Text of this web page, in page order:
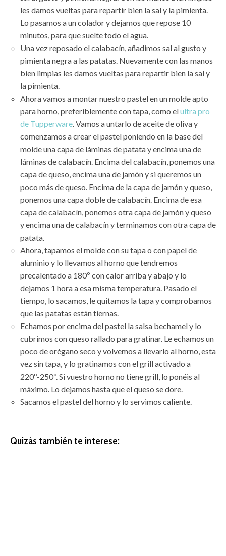
les damos vueltas para repartir bien la sal y la pimienta.
Lo pasamos a un colador y dejamos que repose 10
minutos, para que suelte todo el agua.
Una vez reposado el calabacín, añadimos sal al gusto y
pimienta negra a las patatas. Nuevamente con las manos
bien limpias les damos vueltas para repartir bien la sal y
la pimienta.
Ahora vamos a montar nuestro pastel en un molde apto
para horno, preferiblemente con tapa, como elultra pro
de Tupperware. Vamos a untarlo de aceite de oliva y
comenzamos a crear el pastel poniendo en la base del
molde una capa de láminas de patata y encima una de
láminas de calabacín. Encima del calabacín, ponemos una
capa de queso, encima una de jamón y si queremos un
poco más de queso. Encima de la capa de jamón y queso,
ponemos una capa doble de calabacín. Encima de esa
capa de calabacín, ponemos otra capa de jamón y queso
y encima una de calabacín y terminamos con otra capa de
patata.
Ahora, tapamos el molde con su tapa o con papel de
aluminio y lo llevamos al horno que tendremos
precalentado a 180º con calor arriba y abajo y lo
dejamos 1 hora a esa misma temperatura. Pasado el
tiempo, lo sacamos, le quitamos la tapa y comprobamos
que las patatas están tiernas.
Echamos por encima del pastel la salsa bechamel y lo
cubrimos con queso rallado para gratinar. Le echamos un
poco de orégano seco y volvemos a llevarlo al horno, esta
vez sin tapa, y lo gratinamos con el grill activado a
220º-250º. Si vuestro horno no tiene grill, lo ponéis al
máximo. Lo dejamos hasta que el queso se dore.
Sacamos el pastel del horno y lo servimos caliente.
Quizás también te interese: